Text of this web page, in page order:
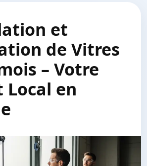
et
de Vitres
– Votre
Local en